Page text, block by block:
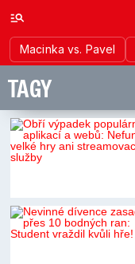
Macinka vs. Pavel
TAGY